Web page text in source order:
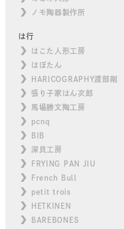
ノモ陶器製作所
は行
はこた人形工房
はぼたん
HARICOGRAPHY渡部剛
張り子家はん次郎
馬場勝文陶工房
pcnq
BIB
深貝工房
FRYING PAN JIU
French Bull
petit trois
HETKINEN
BAREBONES